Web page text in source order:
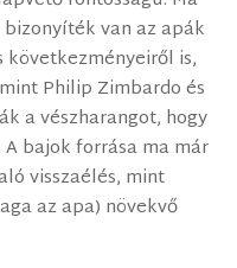
van az apák
is,
Philip Zimbardo és
a vészharangot, hogy
bajok forrása ma már
visszaélés, mint
az apa) növekvő